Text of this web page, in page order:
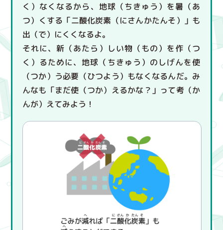
く）なくなるから、地球（ちきゅう）を暑（あ
つ）くする「二酸化炭素（にさんかたんそ）」も
出（で）にくくなるよ。
それに、新（あたら）しい物（もの）を作（つ
く）るために、地球（ちきゅう）のしげんを使
（つか）う必要（ひつよう）もなくなるんだ。み
んなも「まだ使（つか）えるかな？」って考（か
んが）えてみよう！